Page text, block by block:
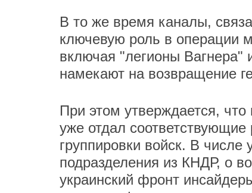
В то же время каналы,
ключевую роль в операции
включая "легионы
намекают на возвращение
При этом утверждается,
уже отдал
группировки войск. В числе
подразделения из КНДР, о
украинский фронт